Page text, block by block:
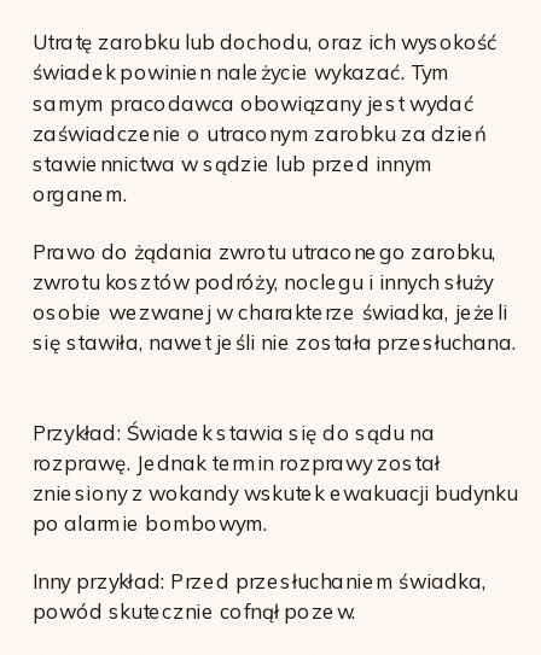
Utratę zarobku lub dochodu, oraz ich wysokość
świadek powinien należycie wykazać. Tym
samym pracodawca obowiązany jest wydać
zaświadczenie o utraconym zarobku za dzień
stawiennictwa w sądzie lub przed innym
organem.
Prawo do żądania zwrotu utraconego zarobku,
zwrotu kosztów podróży, noclegu i innych służy
osobie wezwanej w charakterze świadka, jeżeli
się stawiła, nawet jeśli nie została przesłuchana.
Przykład: Świadek stawia się do sądu na
rozprawę. Jednak termin rozprawy został
zniesiony z wokandy wskutek ewakuacji budynku
po alarmie bombowym.
Inny przykład: Przed przesłuchaniem świadka,
powód skutecznie cofnął pozew.